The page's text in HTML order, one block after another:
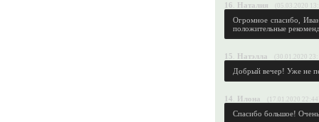
16 Наталия (05.03.2020
Огромное спасибо,
положительные
15 Натэлла (30.01.2020
Добрый вечер! Уже не
14 Илона (17.01.2020
Спасибо большое!